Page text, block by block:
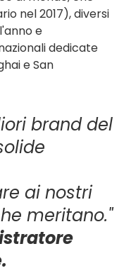
nel 2017), diversi
e
dedicate
e San
brand del
ai nostri
meritano."